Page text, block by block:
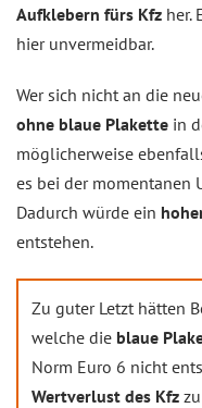
Aufklebern fürs Kfz her.
hier unvermeidbar.
Wer sich nicht an die
ohne blaue Plakette in
möglicherweise
es bei der momentanen
Dadurch würde ein
entstehen.
Zu guter Letzt hätten
welche die blaue
Norm Euro 6 nicht
Wertverlust des Kfz